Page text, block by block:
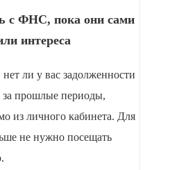
с ФНС, пока они сами
интереса
ли у вас задолженности
за прошлые периоды,
из личного кабинета. Для
не нужно посещать